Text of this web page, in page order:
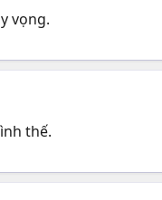
vọng.
thế.